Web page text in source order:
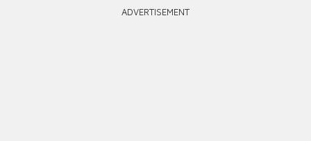
ADVERTISEMENT